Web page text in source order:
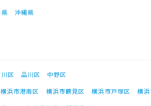
沖縄県
区 品川区
中野区
横浜市港南区 横浜市鶴見区 横浜市戸塚区
横